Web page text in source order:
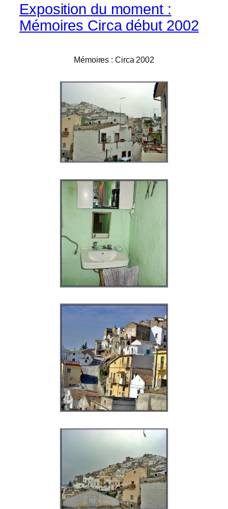
Exposition du moment :
Mémoires Circa début 2002
Mémoires : Circa 2002